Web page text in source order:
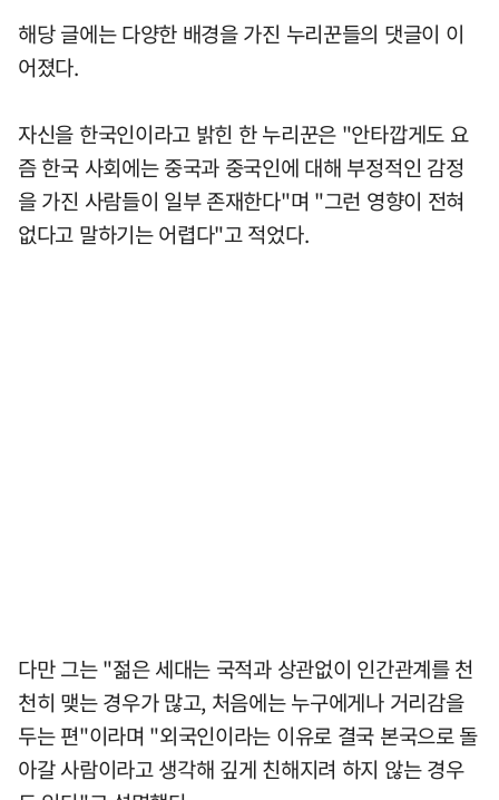
해당 글에는 다양한 배경을 가진 누리꾼들의 댓글이 이
어졌다.
자신을 한국인이라고 밝힌 한 누리꾼은 "안타깝게도 요
즘 한국 사회에는 중국과 중국인에 대해 부정적인 감정
을 가진 사람들이 일부 존재한다"며 "그런 영향이 전혀
없다고 말하기는 어렵다"고 적었다.
다만 그는 "젊은 세대는 국적과 상관없이 인간관계를 천
천히 맺는 경우가 많고, 처음에는 누구에게나 거리감을
두는 편"이라며 "외국인이라는 이유로 결국 본국으로 돌
아갈 사람이라고 생각해 깊게 친해지려 하지 않는 경우